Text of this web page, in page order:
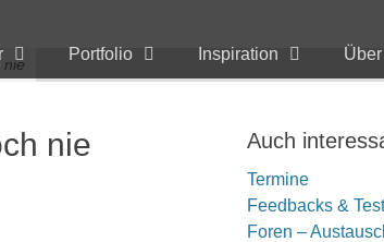
Portfolio Inspiration
nie
nie Auch
Termine
Feedbacks &
Foren –